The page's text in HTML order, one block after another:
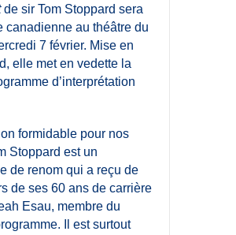
de sir Tom Stoppard sera
canadienne au théâtre du
7 février. Mise en
elle met en vedette la
d’interprétation
formidable pour nos
Stoppard est un
de renom qui a reçu de
de ses 60 ans de carrière
Esau, membre du
Il est surtout